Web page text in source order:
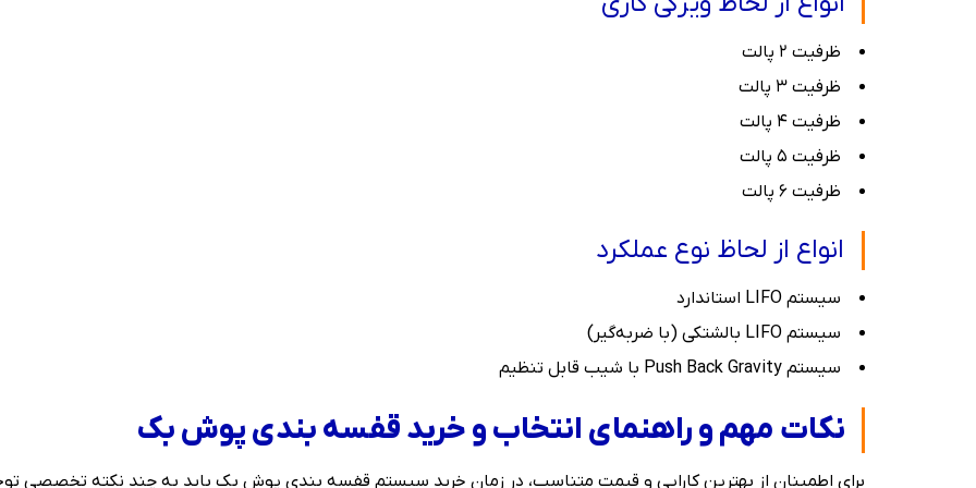
ظرفیت ۲ پالت
ظرفیت ۳ پالت
ظرفیت ۴ پالت
ظرفیت ۵ پالت
ظرفیت ۶ پالت
انواع از لحاظ نوع عملکرد
سیستم LIFO استاندارد
سیستم LIFO بالشتکی (با ضربه‌گیر)
سیستم Push Back Gravity با شیب قابل تنظیم
نکات مهم و راهنمای انتخاب و خرید قفسه بندی پوش بک
برای اطمینان از بهترین کارایی و قیمت متناسب، در زمان خرید سیستم قفسه بندی پوش بک باید به چند نکته تخصصی